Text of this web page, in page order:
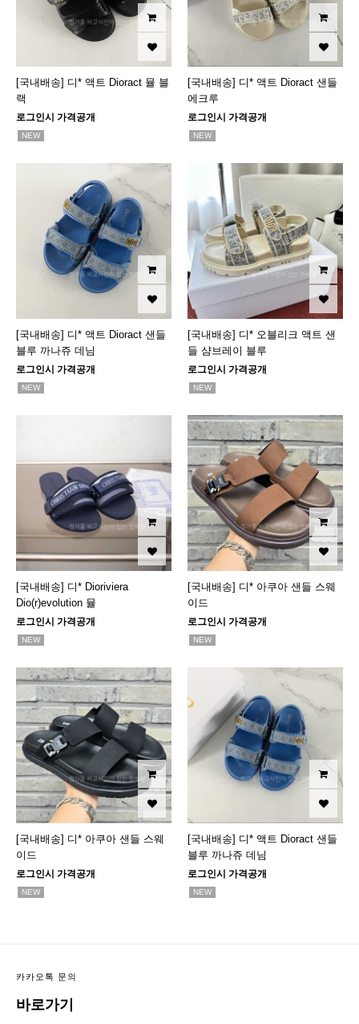
[국내배송] 디* 액트 Dioract 뮬 블
랙
로그인시 가격공개
NEW
[국내배송] 디* 액트 Dioract 샌들
에크루
로그인시 가격공개
NEW
[국내배송] 디* 액트 Dioract 샌들
블루 까나쥬 데님
로그인시 가격공개
NEW
[국내배송] 디* 오블리크 액트 샌
들 샴브레이 블루
로그인시 가격공개
NEW
[국내배송] 디* Dioriviera
Dio(r)evolution 뮬
로그인시 가격공개
NEW
[국내배송] 디* 아쿠아 샌들 스웨
이드
로그인시 가격공개
NEW
[국내배송] 디* 아쿠아 샌들 스웨
이드
로그인시 가격공개
NEW
[국내배송] 디* 액트 Dioract 샌들
블루 까나쥬 데님
로그인시 가격공개
NEW
카카오톡 문의
바로가기